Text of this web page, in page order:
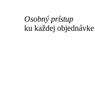
Osobný prístup
ku každej objednávke